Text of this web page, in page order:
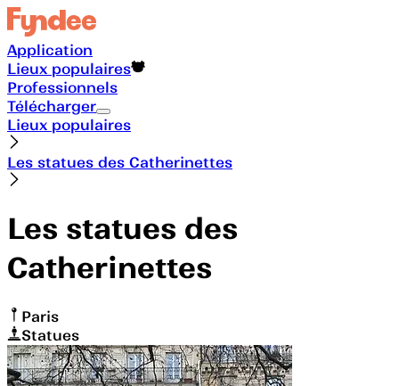
Application
Lieux populaires
Professionnels
Télécharger
Lieux populaires
Les statues des Catherinettes
Les statues des
Catherinettes
Paris
Statues